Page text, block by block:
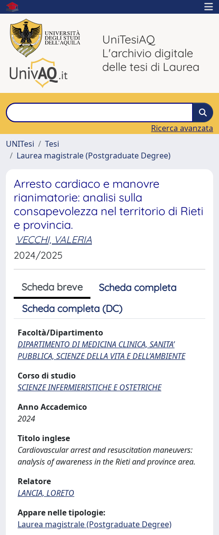
UniTesiAQ
L'archivio digitale
delle tesi di Laurea
Ricerca avanzata
UNITesi
Tesi
Laurea magistrale (Postgraduate Degree)
Arresto cardiaco e manovre
rianimatorie: analisi sulla
consapevolezza nel territorio di Rieti
e provincia.
VECCHI, VALERIA
2024/2025
Scheda breve
Scheda completa
Scheda completa (DC)
Facoltà/Dipartimento
DIPARTIMENTO DI MEDICINA CLINICA, SANITA’
PUBBLICA, SCIENZE DELLA VITA E DELL’AMBIENTE
Corso di studio
SCIENZE INFERMIERISTICHE E OSTETRICHE
Anno Accademico
2024
Titolo inglese
Cardiovascular arrest and resuscitation maneuvers:
analysis of awareness in the Rieti and province area.
Relatore
LANCIA, LORETO
Appare nelle tipologie:
Laurea magistrale (Postgraduate Degree)